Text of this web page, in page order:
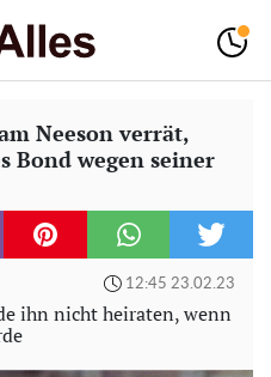
Neeson verrät,
Bond wegen seiner
12:45 23.02.23
ihn nicht heiraten, wenn